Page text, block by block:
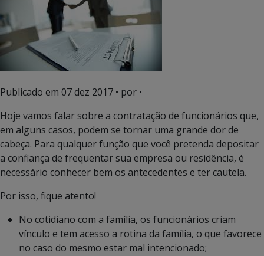
Publicado em 07 dez 2017 • por •
Hoje vamos falar sobre a contratação de funcionários que,
em alguns casos, podem se tornar uma grande dor de
cabeça. Para qualquer função que você pretenda depositar
a confiança de frequentar sua empresa ou residência, é
necessário conhecer bem os antecedentes e ter cautela.
Por isso, fique atento!
No cotidiano com a família, os funcionários criam
vínculo e tem acesso a rotina da família, o que favorece
no caso do mesmo estar mal intencionado;